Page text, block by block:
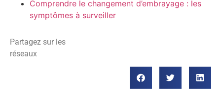
Comprendre le changement d’embrayage : les
symptômes à surveiller
Partagez sur les
réseaux